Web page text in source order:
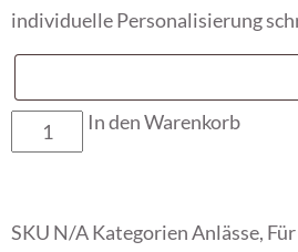
individuelle Personalisierung
In den Warenkorb
SKU N/AKategorienAnlässe,